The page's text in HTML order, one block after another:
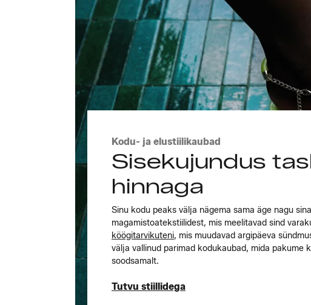
Kodu- ja elustiilikaubad
Sisekujundus
hinnaga
Sinu kodu peaks välja nägema sama äge nagu
magamistoatekstiilidest, mis meelitavad sind
köögitarvikuteni, mis muudavad argipäeva
välja vallinud parimad kodukaubad, mida pakume
soodsamalt.
Tutvu stiillidega